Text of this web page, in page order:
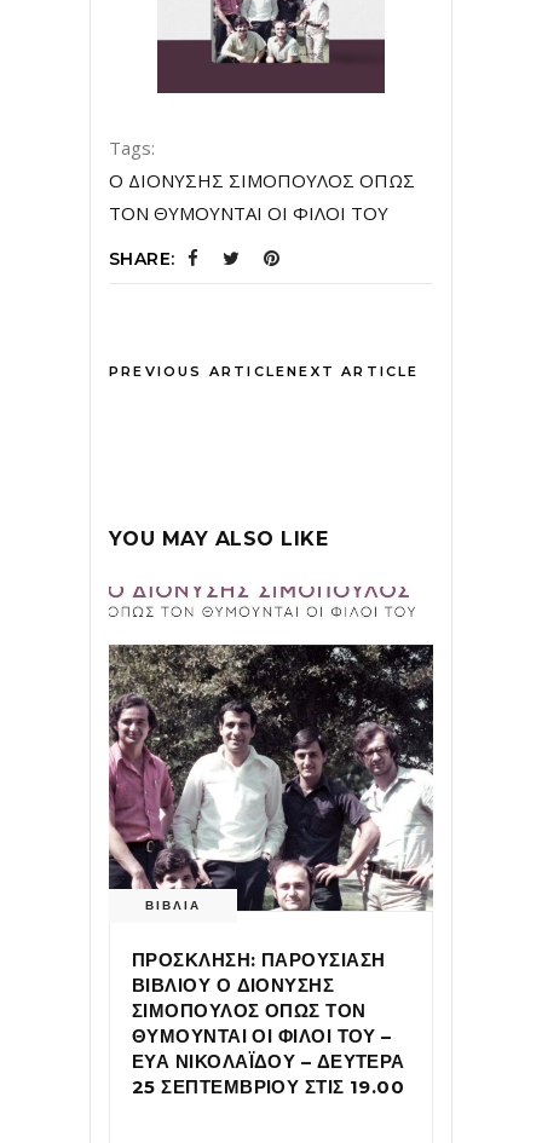
Tags:
Ο ΔΙΟΝΥΣΗΣ ΣΙΜΟΠΟΥΛΟΣ ΟΠΩΣ
ΤΟΝ ΘΥΜΟΥΝΤΑΙ ΟΙ ΦΙΛΟΙ ΤΟΥ
SHARE:
PREVIOUS ARTICLENEXT ARTICLE
YOU MAY ALSO LIKE
ΒΙΒΛΙΑ
ΠΡΟΣΚΛΗΣΗ: ΠΑΡΟΥΣΙΑΣΗ
ΒΙΒΛΙΟΥ Ο ΔΙΟΝΥΣΗΣ
ΣΙΜΟΠΟΥΛΟΣ ΟΠΩΣ ΤΟΝ
ΘΥΜΟΥΝΤΑΙ ΟΙ ΦΙΛΟΙ ΤΟΥ –
ΕΥΑ ΝΙΚΟΛΑΪΔΟΥ – ΔΕΥΤΕΡΑ
25 ΣΕΠΤΕΜΒΡΙΟΥ ΣΤΙΣ 19.00